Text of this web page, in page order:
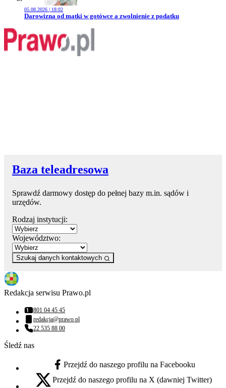
05.08.2026 | 18:02
Przejdź do artykułu:
Darowizna od matki w gotówce a zwolnienie z podatku
Baza teleadresowa
Sprawdź darmowy dostęp do pełnej bazy m.in. sądów i
urzędów.
Rodzaj instytucji:
Województwo:
Szukaj danych kontaktowych
Redakcja serwisu Prawo.pl
Numer telefonu:
801 04 45 45
Adres email:
redakcja@prawo.pl
Numer telefonu:
22 535 88 00
Śledź nas
facebook - otwiera się w nowej karcie
Przejdź do naszego profilu na Facebooku
x - otwiera się w nowej karcie
Przejdź do naszego profilu na X (dawniej Twitter)